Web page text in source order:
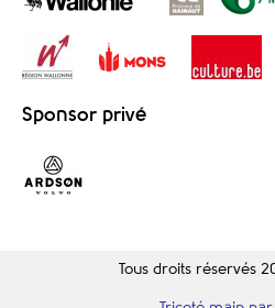
Sponsor privé
Tous droits réservés